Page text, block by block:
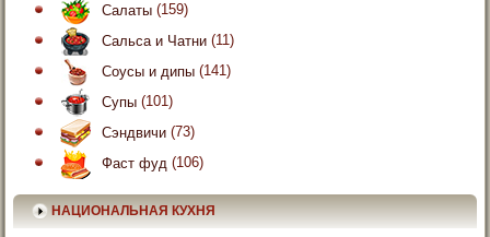
Салаты (159)
Сальса и Чатни (11)
Соусы и дипы (141)
Супы (101)
Сэндвичи (73)
Фаст фуд (106)
НАЦИОНАЛЬНАЯ КУХНЯ